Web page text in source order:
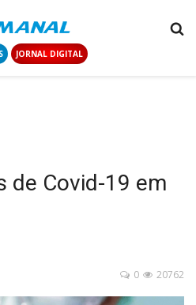
JORNAL DIGITAL
de Covid-19 em
20762
0